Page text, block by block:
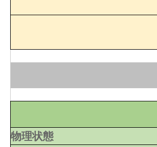
物理状態